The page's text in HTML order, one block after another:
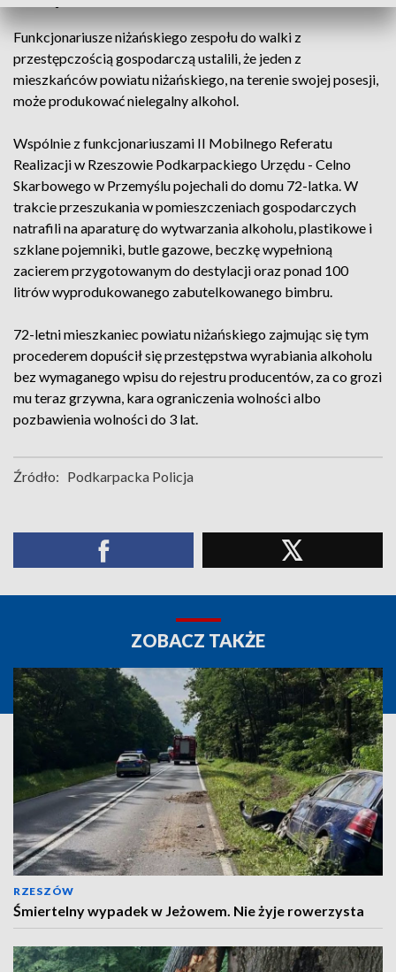
Funkcjonariusze niżańskiego zespołu do walki z
przestępczością gospodarczą ustalili, że jeden z
mieszkańców powiatu niżańskiego, na terenie swojej posesji,
może produkować nielegalny alkohol.
Wspólnie z funkcjonariuszami II Mobilnego Referatu
Realizacji w Rzeszowie Podkarpackiego Urzędu - Celno
Skarbowego w Przemyślu pojechali do domu 72-latka. W
trakcie przeszukania w pomieszczeniach gospodarczych
natrafili na aparaturę do wytwarzania alkoholu, plastikowe i
szklane pojemniki, butle gazowe, beczkę wypełnioną
zacierem przygotowanym do destylacji oraz ponad 100
litrów wyprodukowanego zabutelkowanego bimbru.
72-letni mieszkaniec powiatu niżańskiego zajmując się tym
procederem dopuścił się przestępstwa wyrabiania alkoholu
bez wymaganego wpisu do rejestru producentów, za co grozi
mu teraz grzywna, kara ograniczenia wolności albo
pozbawienia wolności do 3 lat.
Źródło: Podkarpacka Policja
ZOBACZ TAKŻE
RZESZÓW
Śmiertelny wypadek w Jeżowem. Nie żyje rowerzysta